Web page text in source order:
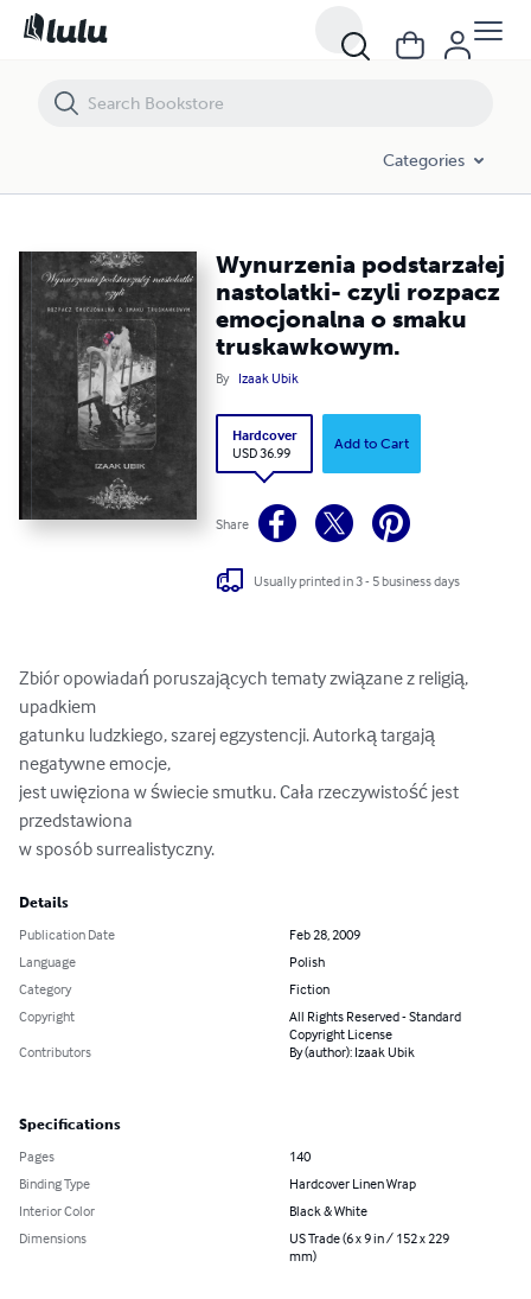
Categories
Wynurzenia podstarzałej
nastolatki- czyli rozpacz
emocjonalna o smaku
truskawkowym.
By Izaak Ubik
Hardcover
USD 36.99
Add to Cart
Share
Usually printed in 3 - 5 business days
Zbiór opowiadań poruszających tematy związane z religią,
upadkiem
gatunku ludzkiego, szarej egzystencji. Autorką targają
negatywne emocje,
jest uwięziona w świecie smutku. Cała rzeczywistość jest
przedstawiona
w sposób surrealistyczny.
Details
Publication Date
Feb 28, 2009
Language
Polish
Category
Fiction
Copyright
All Rights Reserved - Standard
Copyright License
Contributors
By (author): Izaak Ubik
Specifications
Pages
140
Binding Type
Hardcover Linen Wrap
Interior Color
Black & White
Dimensions
US Trade (6 x 9 in / 152 x 229
mm)
Wynurzenia podstarzałej nastolatki- czyli rozpacz emocjonalna o